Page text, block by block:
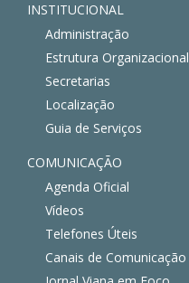
INSTITUCIONAL
Administração
Estrutura Organizacional
Secretarias
Localização
Guia de Serviços
COMUNICAÇÃO
Agenda Oficial
Vídeos
Telefones Úteis
Canais de Comunicação